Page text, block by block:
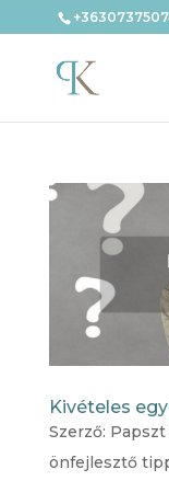
Kivételes
Szerző:
önfejlesztő